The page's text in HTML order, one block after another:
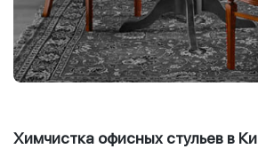
Химчистка офисных стульев в